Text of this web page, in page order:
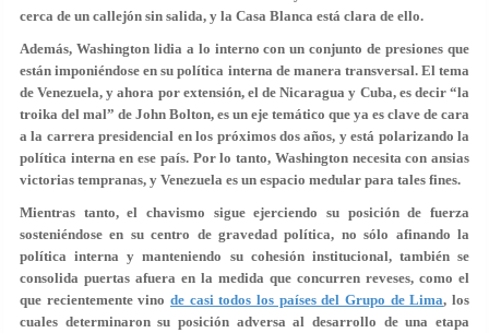
cerca de un callejón sin salida, y la Casa Blanca está clara de ello.
Además, Washington lidia a lo interno con un conjunto de presiones que
están imponiéndose en su política interna de manera transversal. El tema
de Venezuela, y ahora por extensión, el de Nicaragua y Cuba, es decir “la
troika del mal” de John Bolton, es un eje temático que ya es clave de cara
a la carrera presidencial en los próximos dos años, y está polarizando la
política interna en ese país. Por lo tanto, Washington necesita con ansias
victorias tempranas, y Venezuela es un espacio medular para tales fines.
Mientras tanto, el chavismo sigue ejerciendo su posición de fuerza
sosteniéndose en su centro de gravedad política, no sólo afinando la
política interna y manteniendo su cohesión institucional, también se
consolida puertas afuera en la medida que concurren reveses, como el
que recientemente vino de casi todos los países del Grupo de Lima, los
cuales determinaron su posición adversa al desarrollo de una etapa